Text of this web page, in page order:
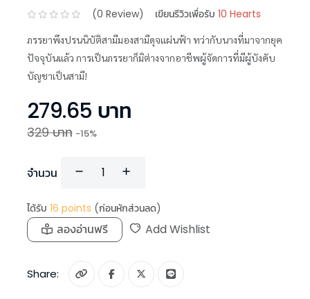
(0 Review) เขียนรีวิวเพื่อรับ 10 Hearts
ภรรยาพึงปรนนิบัติสามีมองสามีดุจแผ่นฟ้า ทว่ากับนางที่มาจากยุค
ปัจจุบันแล้ว การเป็นภรรยาก็มิต่างจากอาชีพผู้จัดการที่มีผู้บังคับ
บัญชาเป็นสามี!
279.65 บาท
329บาท -15%
จำนวน
ได้รับ 16 points (ก่อนหักส่วนลด)
ลองอ่านฟรี Add Wishlist
Share: